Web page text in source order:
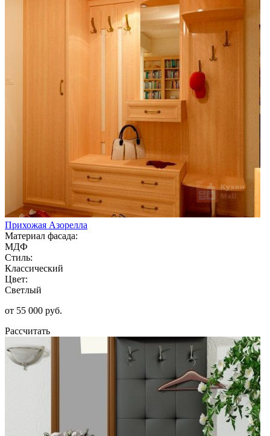
Прихожая Азорелла
Материал фасада:
МДФ
Стиль:
Классический
Цвет:
Светлый
от 55 000 руб.
Рассчитать